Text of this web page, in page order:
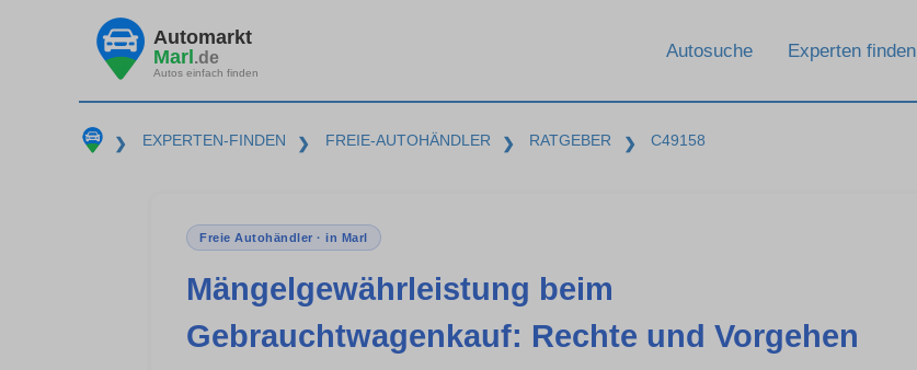
Automarkt
Marl.de
Autos einfach finden
Autosuche Experten finden
❯ EXPERTEN-FINDEN ❯ FREIE-AUTOHÄNDLER ❯ RATGEBER ❯ C49158
Freie Autohändler · in Marl
Mängelgewährleistung beim
Gebrauchtwagenkauf: Rechte und Vorgehen